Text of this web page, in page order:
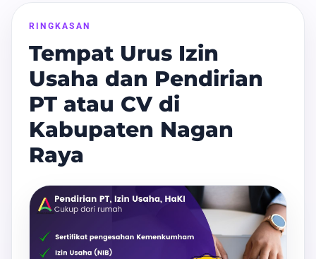
RINGKASAN
Tempat Urus Izin
Usaha dan Pendirian
PT atau CV di
Kabupaten Nagan
Raya